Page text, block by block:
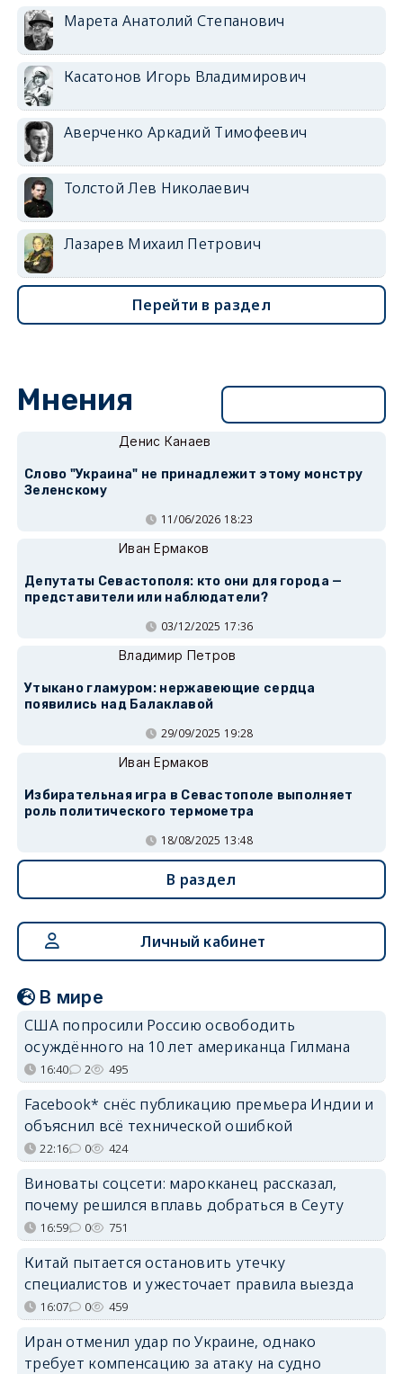
Марета Анатолий Степанович
Касатонов Игорь Владимирович
Аверченко Аркадий Тимофеевич
Толстой Лев Николаевич
Лазарев Михаил Петрович
Перейти в раздел
Мнения
Денис Канаев
Слово "Украина" не принадлежит этому монстру
Зеленскому
11/06/2026 18:23
Иван Ермаков
Депутаты Севастополя: кто они для города —
представители или наблюдатели?
03/12/2025 17:36
Владимир Петров
Утыкано гламуром: нержавеющие сердца
появились над Балаклавой
29/09/2025 19:28
Иван Ермаков
Избирательная игра в Севастополе выполняет
роль политического термометра
18/08/2025 13:48
В раздел
Личный кабинет
В мире
США попросили Россию освободить
осуждённого на 10 лет американца Гилмана
16:40 2 495
Facebook* снёс публикацию премьера Индии и
объяснил всё технической ошибкой
22:16 0 424
Виноваты соцсети: марокканец рассказал,
почему решился вплавь добраться в Сеуту
16:59 0 751
Китай пытается остановить утечку
специалистов и ужесточает правила выезда
16:07 0 459
Иран отменил удар по Украине, однако
требует компенсацию за атаку на судно